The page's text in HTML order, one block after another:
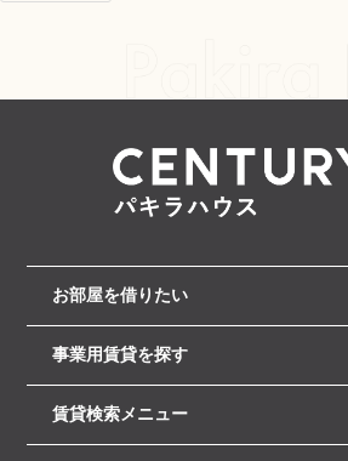
お部屋を借りたい
事業用賃貸を探す
賃貸検索メニュー